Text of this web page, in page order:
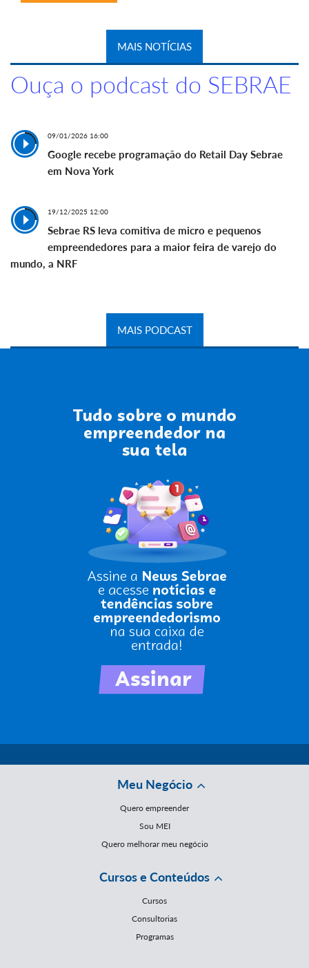
MAIS NOTÍCIAS
Ouça o podcast do SEBRAE
09/01/2026 16:00
Google recebe programação do Retail Day Sebrae
em Nova York
19/12/2025 12:00
Sebrae RS leva comitiva de micro e pequenos
empreendedores para a maior feira de varejo do
mundo, a NRF
MAIS PODCAST
Meu Negócio
Quero empreender
Sou MEI
Quero melhorar meu negócio
Cursos e Conteúdos
Cursos
Consultorias
Programas